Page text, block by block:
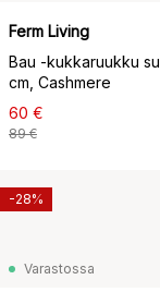
Ferm Living
Bau -kukkaruukku
cm, Cashmere
60 €
89 €
Varastossa
-28%